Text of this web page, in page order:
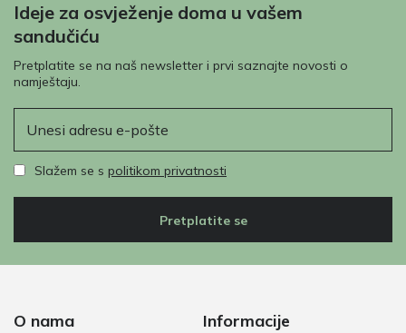
Ideje za osvježenje doma u vašem
sandučiću
Pretplatite se na naš newsletter i prvi saznajte novosti o
namještaju.
Slažem se s politikom privatnosti
Pretplatite se
O nama Informacije